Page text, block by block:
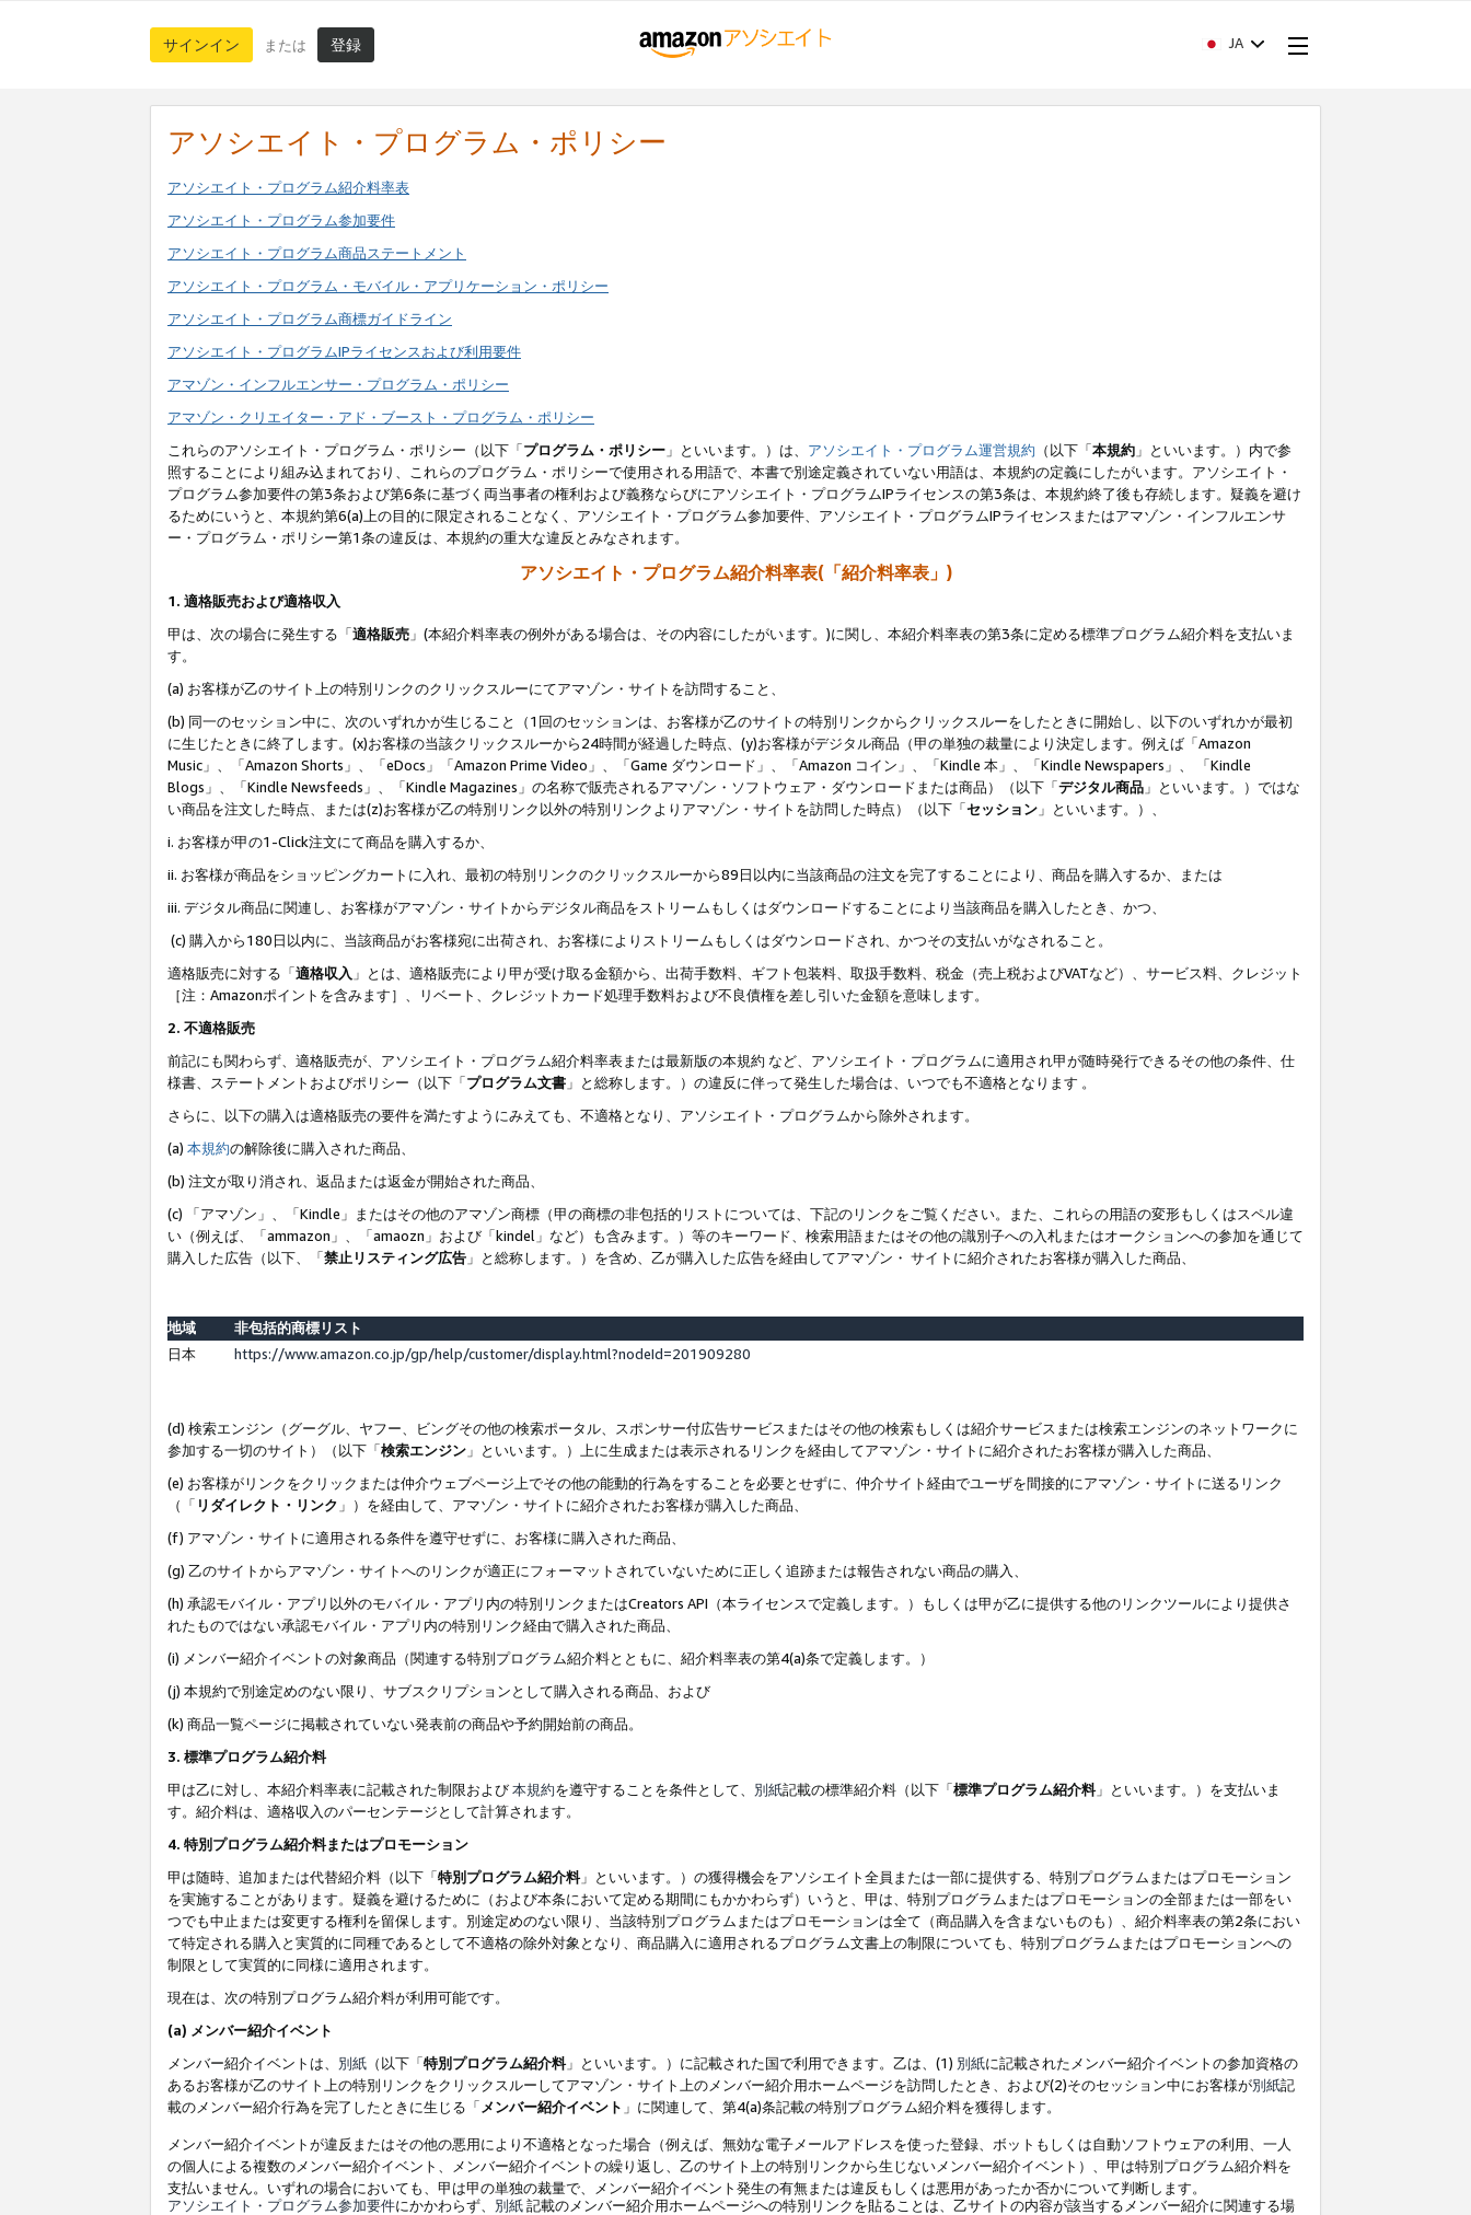
サインイン または 登録 JA
アソシエイト・プログラム・ポリシー
アソシエイト・プログラム紹介料率表
アソシエイト・プログラム参加要件
アソシエイト・プログラム商品ステートメント
アソシエイト・プログラム・モバイル・アプリケーション・ポリシー
アソシエイト・プログラム商標ガイドライン
アソシエイト・プログラムIPライセンスおよび利用要件
アマゾン・インフルエンサー・プログラム・ポリシー
アマゾン・クリエイター・アド・ブースト・プログラム・ポリシー
これらのアソシエイト・プログラム・ポリシー（以下「プログラム・ポリシー 」といいます。）は、 アソシエイト・プログラム運営規約 （以下「本規約 」といいます。）内で参
照することにより組み込まれており、これらのプログラム・ポリシーで使用される用語で、本書で別途定義されていない用語は、本規約の定義にしたがいます。アソシエイト・
プログラム参加要件の第3条および第6条に基づく両当事者の権利および義務ならびにアソシエイト・プログラムIPライセンスの第3条は、本規約終了後も存続します。疑義を避け
るためにいうと、本規約第6(a)上の目的に限定されることなく、アソシエイト・プログラム参加要件、アソシエイト・プログラムIPライセンスまたはアマゾン・インフルエンサ
ー・プログラム・ポリシー第1条の違反は、本規約の重大な違反とみなされます。
アソシエイト・プログラム紹介料率表(「紹介料率表」)
1. 適格販売および適格収入
甲は、次の場合に発生する「適格販売 」(本紹介料率表の例外がある場合は、その内容にしたがいます。)に関し、本紹介料率表の第3条に定める標準プログラム紹介料を支払いま
す。
(a) お客様が乙のサイト上の特別リンクのクリックスルーにてアマゾン・サイトを訪問すること、
(b) 同一のセッション中に、次のいずれかが生じること（1回のセッションは、お客様が乙のサイトの特別リンクからクリックスルーをしたときに開始し、以下のいずれかが最初
に生じたときに終了します。(x)お客様の当該クリックスルーから24時間が経過した時点、(y)お客様がデジタル商品（甲の単独の裁量により決定します。例えば「Amazon
Music」、「Amazon Shorts」、「eDocs」「Amazon Prime Video」、「Game ダウンロード」、「Amazon コイン」、「Kindle 本」、「Kindle Newspapers」、 「Kindle
Blogs」、「Kindle Newsfeeds」、「Kindle Magazines」の名称で販売されるアマゾン・ソフトウェア・ダウンロードまたは商品）（以下「デジタル商品 」といいます。）ではな
い商品を注文した時点、または(z)お客様が乙の特別リンク以外の特別リンクよりアマゾン・サイトを訪問した時点）（以下「セッション 」といいます。）、
i. お客様が甲の1-Click注文にて商品を購入するか、
ii. お客様が商品をショッピングカートに入れ、最初の特別リンクのクリックスルーから89日以内に当該商品の注文を完了することにより、商品を購入するか、または
iii. デジタル商品に関連し、お客様がアマゾン・サイトからデジタル商品をストリームもしくはダウンロードすることにより当該商品を購入したとき、かつ、
(c) 購入から180日以内に、当該商品がお客様宛に出荷され、お客様によりストリームもしくはダウンロードされ、かつその支払いがなされること。
適格販売に対する「適格収入 」とは、適格販売により甲が受け取る金額から、出荷手数料、ギフト包装料、取扱手数料、税金（売上税およびVATなど）、サービス料、クレジット
［注：Amazonポイントを含みます］、リベート、クレジットカード処理手数料および不良債権を差し引いた金額を意味します。
2. 不適格販売
前記にも関わらず、適格販売が、アソシエイト・プログラム紹介料率表または最新版の本規約 など、アソシエイト・プログラムに適用され甲が随時発行できるその他の条件、仕
様書、ステートメントおよびポリシー（以下「プログラム文書 」と総称します。）の違反に伴って発生した場合は、いつでも不適格となります 。
さらに、以下の購入は適格販売の要件を満たすようにみえても、不適格となり、アソシエイト・プログラムから除外されます。
(a) 本規約の解除後に購入された商品、
(b) 注文が取り消され、返品または返金が開始された商品、
(c) 「アマゾン」、「Kindle」またはその他のアマゾン商標（甲の商標の非包括的リストについては、下記のリンクをご覧ください。また、これらの用語の変形もしくはスペル違
い（例えば、「ammazon」、「amaozn」および「kindel」など）も含みます。）等のキーワード、検索用語またはその他の識別子への入札またはオークションへの参加を通じて
購入した広告（以下、「禁止リスティング広告 」と総称します。）を含め、乙が購入した広告を経由してアマゾン・ サイトに紹介されたお客様が購入した商品、
地域
非包括的商標リスト
日本
https://www.amazon.co.jp/gp/help/customer/display.html?nodeId=201909280
(d) 検索エンジン（グーグル、ヤフー、ビングその他の検索ポータル、スポンサー付広告サービスまたはその他の検索もしくは紹介サービスまたは検索エンジンのネットワークに
参加する一切のサイト）（以下「検索エンジン 」といいます。）上に生成または表示されるリンクを経由してアマゾン・サイトに紹介されたお客様が購入した商品、
(e) お客様がリンクをクリックまたは仲介ウェブページ上でその他の能動的行為をすることを必要とせずに、仲介サイト経由でユーザを間接的にアマゾン・サイトに送るリンク
（「 リダイレクト・リンク 」）を経由して、アマゾン・サイトに紹介されたお客様が購入した商品、
(f) アマゾン・サイトに適用される条件を遵守せずに、お客様に購入された商品、
(g) 乙のサイトからアマゾン・サイトへのリンクが適正にフォーマットされていないために正しく追跡または報告されない商品の購入、
(h) 承認モバイル・アプリ以外のモバイル・アプリ内の特別リンクまたはCreators API（本ライセンスで定義します。）もしくは甲が乙に提供する他のリンクツールにより提供さ
れたものではない承認モバイル・アプリ内の特別リンク経由で購入された商品、
(i) メンバー紹介イベントの対象商品（関連する特別プログラム紹介料とともに、紹介料率表の第4(a)条で定義します。）
(j) 本規約で別途定めのない限り、サブスクリプションとして購入される商品、および
(k) 商品一覧ページに掲載されていない発表前の商品や予約開始前の商品。
3. 標準プログラム紹介料
甲は乙に対し、本紹介料率表に記載された制限および本規約を遵守することを条件として、 別紙記載の標準紹介料（以下「標準プログラム紹介料」といいます。）を支払いま
す。紹介料は、適格収入のパーセンテージとして計算されます。
4. 特別プログラム紹介料またはプロモーション
甲は随時、追加または代替紹介料（以下「特別プログラム紹介料」といいます。）の獲得機会をアソシエイト全員または一部に提供する、特別プログラムまたはプロモーション
を実施することがあります。疑義を避けるために（および本条において定める期間にもかかわらず）いうと、甲は、特別プログラムまたはプロモーションの全部または一部をい
つでも中止または変更する権利を留保します。別途定めのない限り、当該特別プログラムまたはプロモーションは全て（商品購入を含まないものも）、紹介料率表の第2条におい
て特定される購入と実質的に同種であるとして不適格の除外対象となり、商品購入に適用されるプログラム文書上の制限についても、特別プログラムまたはプロモーションへの
制限として実質的に同様に適用されます。
現在は、次の特別プログラム紹介料が利用可能です。
(a) メンバー紹介イベント
メンバー紹介イベントは、 別紙 （以下「特別プログラム紹介料」といいます。）に記載された国で利用できます。乙は、(1) 別紙に記載されたメンバー紹介イベントの参加資格の
あるお客様が乙のサイト上の特別リンクをクリックスルーしてアマゾン・サイト上のメンバー紹介用ホームページを訪問したとき、および(2)そのセッション中にお客様が別紙記
載のメンバー紹介行為を完了したときに生じる「 メンバー紹介イベント 」に関連して、第4(a)条記載の特別プログラム紹介料を獲得します。
メンバー紹介イベントが違反またはその他の悪用により不適格となった場合（例えば、無効な電子メールアドレスを使った登録、ボットもしくは自動ソフトウェアの利用、一人
の個人による複数のメンバー紹介イベント、メンバー紹介イベントの繰り返し、乙のサイト上の特別リンクから生じないメンバー紹介イベント）、甲は特別プログラム紹介料を
支払いません。いずれの場合においても、甲は甲の単独の裁量で、メンバー紹介イベント発生の有無または違反もしくは悪用があったか否かについて判断します。
アソシエイト・プログラム参加要件にかかわらず、 別紙記載のメンバー紹介用ホームページへの特別リンクを貼ることは、乙サイトの内容が該当するメンバー紹介に関連する場